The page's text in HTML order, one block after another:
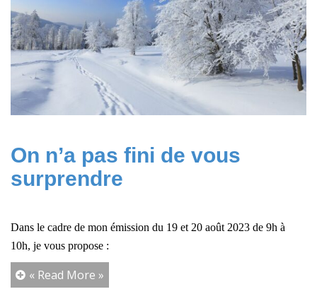
On n’a pas fini de vous
surprendre
Dans le cadre de mon émission du 19 et 20 août 2023 de 9h à
10h, je vous propose :
« Read More »